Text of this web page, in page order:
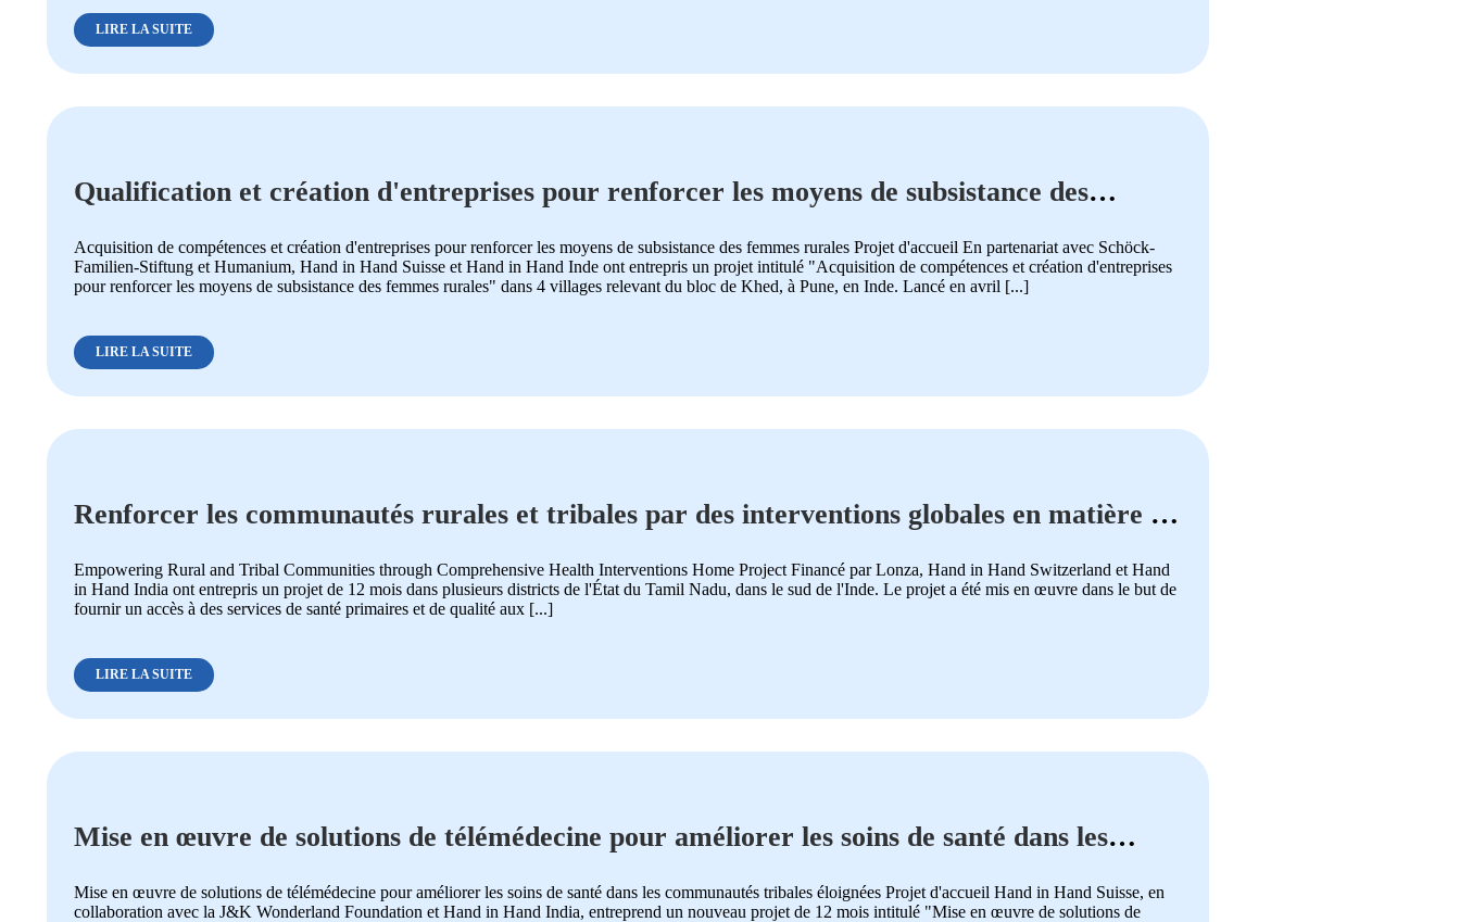
LIRE LA SUITE
Qualification et création d'entreprises pour renforcer les moyens de subsistance des
Acquisition de compétences et création d'entreprises pour renforcer les moyens de subsistance des femmes rurales Projet d'accueil En partenariat avec Schöck-
Familien-Stiftung et Humanium, Hand in Hand Suisse et Hand in Hand Inde ont entrepris un projet intitulé "Acquisition de compétences et création d'entreprises
pour renforcer les moyens de subsistance des femmes rurales" dans 4 villages relevant du bloc de Khed, à Pune, en Inde. Lancé en avril [...]
LIRE LA SUITE
Renforcer les communautés rurales et tribales par des interventions globales en matière de
Empowering Rural and Tribal Communities through Comprehensive Health Interventions Home Project Financé par Lonza, Hand in Hand Switzerland et Hand
in Hand India ont entrepris un projet de 12 mois dans plusieurs districts de l'État du Tamil Nadu, dans le sud de l'Inde. Le projet a été mis en œuvre dans le but de
fournir un accès à des services de santé primaires et de qualité aux [...]
LIRE LA SUITE
Mise en œuvre de solutions de télémédecine pour améliorer les soins de santé dans les
Mise en œuvre de solutions de télémédecine pour améliorer les soins de santé dans les communautés tribales éloignées Projet d'accueil Hand in Hand Suisse, en
collaboration avec la J&K Wonderland Foundation et Hand in Hand India, entreprend un nouveau projet de 12 mois intitulé "Mise en œuvre de solutions de